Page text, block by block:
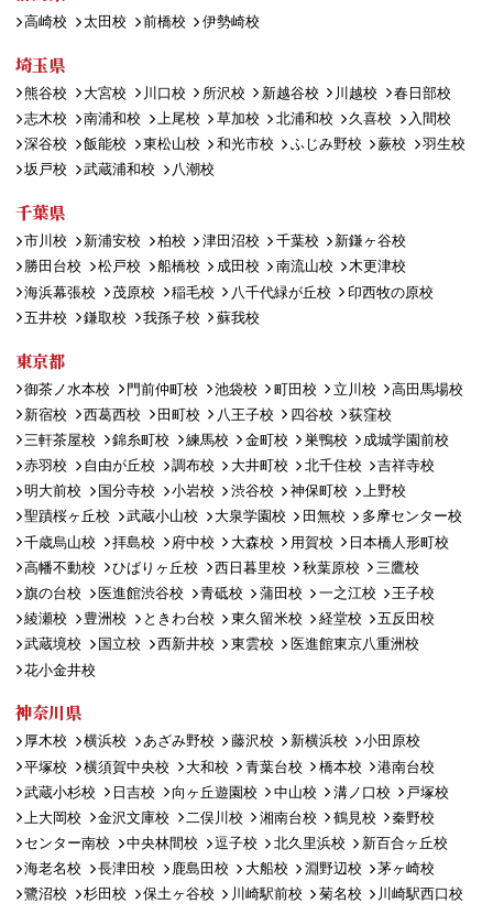
高崎校 太田校 前橋校 伊勢崎校
埼玉県
熊谷校 大宮校 川口校 所沢校 新越谷校 川越校
春日部校
志木校
南浦和校 上尾校 草加校 北浦和校 久喜校
入間校
深谷校
飯能校 東松山校 和光市校 ふじみ野校 蕨校
羽生校
坂戸校
武蔵浦和校 八潮校
千葉県
市川校 新浦安校 柏校 津田沼校 千葉校
新鎌ヶ谷校
勝田台校
松戸校 船橋校 成田校 南流山校
木更津校
海浜幕張校
茂原校 稲毛校 八千代緑が丘校
印西牧の原校
五井校
鎌取校 我孫子校 蘇我校
東京都
御茶ノ水本校 門前仲町校 池袋校 町田校 立川校
高田馬場校
新宿校
西葛西校 田町校 八王子校 四谷校
荻窪校
三軒茶屋校
錦糸町校 練馬校 金町校 巣鴨校
成城学園前校
赤羽校
自由が丘校 調布校 大井町校 北千住校
吉祥寺校
明大前校
国分寺校 小岩校 渋谷校 神保町校
上野校
聖蹟桜ヶ丘校
武蔵小山校 大泉学園校 田無校
多摩センター校
千歳烏山校
拝島校 府中校 大森校 用賀校
日本橋人形町校
高幡不動校
ひばりヶ丘校 西日暮里校 秋葉原校
三鷹校
旗の台校
医進館渋谷校 青砥校 蒲田校 一之江校
王子校
綾瀬校
豊洲校 ときわ台校 東久留米校 経堂校
五反田校
武蔵境校
国立校 西新井校 東雲校
医進館東京八重洲校
花小金井校
神奈川県
厚木校 横浜校 あざみ野校 藤沢校 新横浜校
小田原校
平塚校
横須賀中央校 大和校 青葉台校 橋本校
港南台校
武蔵小杉校
日吉校 向ヶ丘遊園校 中山校 溝ノ口校
戸塚校
上大岡校
金沢文庫校 二俣川校 湘南台校 鶴見校
秦野校
センター南校
中央林間校 逗子校 北久里浜校
新百合ヶ丘校
海老名校
長津田校 鹿島田校 大船校 淵野辺校
茅ヶ崎校
鷺沼校
杉田校 保土ヶ谷校 川崎駅前校 菊名校 川崎駅西口校